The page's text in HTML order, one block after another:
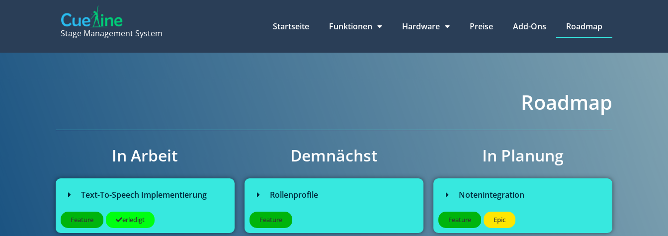
Stage Management System
Startseite Funktionen Hardware Preise Add-Ons Roadmap
Roadmap
In Arbeit
Text-To-Speech Implementierung
Feature erledigt
Demnächst
Rollenprofile
Feature
In Planung
Notenintegration
Feature Epic